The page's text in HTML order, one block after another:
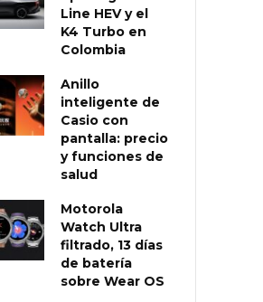
Line HEV y el
K4 Turbo en
Colombia
Anillo
inteligente de
Casio con
pantalla: precio
y funciones de
salud
Motorola
Watch Ultra
filtrado, 13 días
de batería
sobre Wear OS